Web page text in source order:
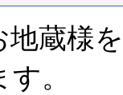
地蔵様
。